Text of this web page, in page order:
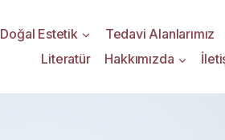
Doğal Estetik
Tedavi Alanlarımız
Literatür
Hakkımızda